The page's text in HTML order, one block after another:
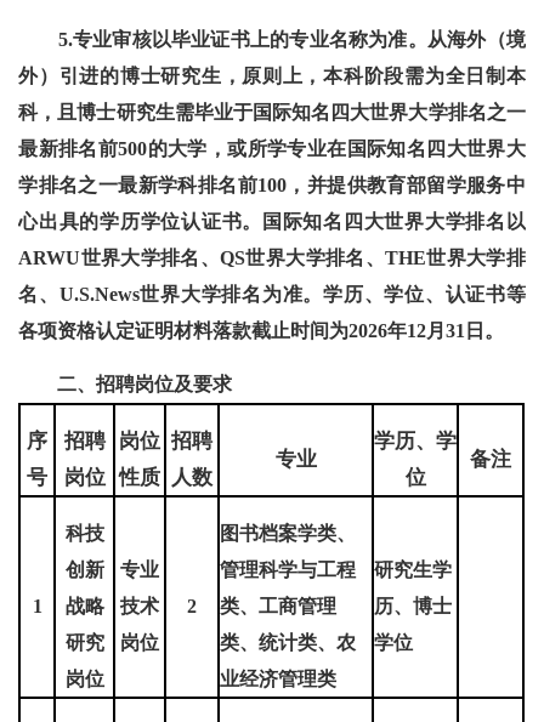
5.专业审核以毕业证书上的专业名称为准。从海外（境
外）引进的博士研究生，原则上，本科阶段需为全日制本
科，且博士研究生需毕业于国际知名四大世界大学排名之一
最新排名前500的大学，或所学专业在国际知名四大世界大
学排名之一最新学科排名前100，并提供教育部留学服务中
心出具的学历学位认证书。国际知名四大世界大学排名以
ARWU世界大学排名、QS世界大学排名、THE世界大学排
名、U.S.News世界大学排名为准。学历、学位、认证书等
各项资格认定证明材料落款截止时间为2026年12月31日。
二、招聘岗位及要求
序
号
招聘
岗位
岗位
性质
招聘
人数
专业
学历、学
位
备注
1
科技
创新
战略
研究
岗位
专业
技术
岗位
2
图书档案学类、
管理科学与工程
类、工商管理
类、统计类、农
业经济管理类
研究生学
历、博士
学位